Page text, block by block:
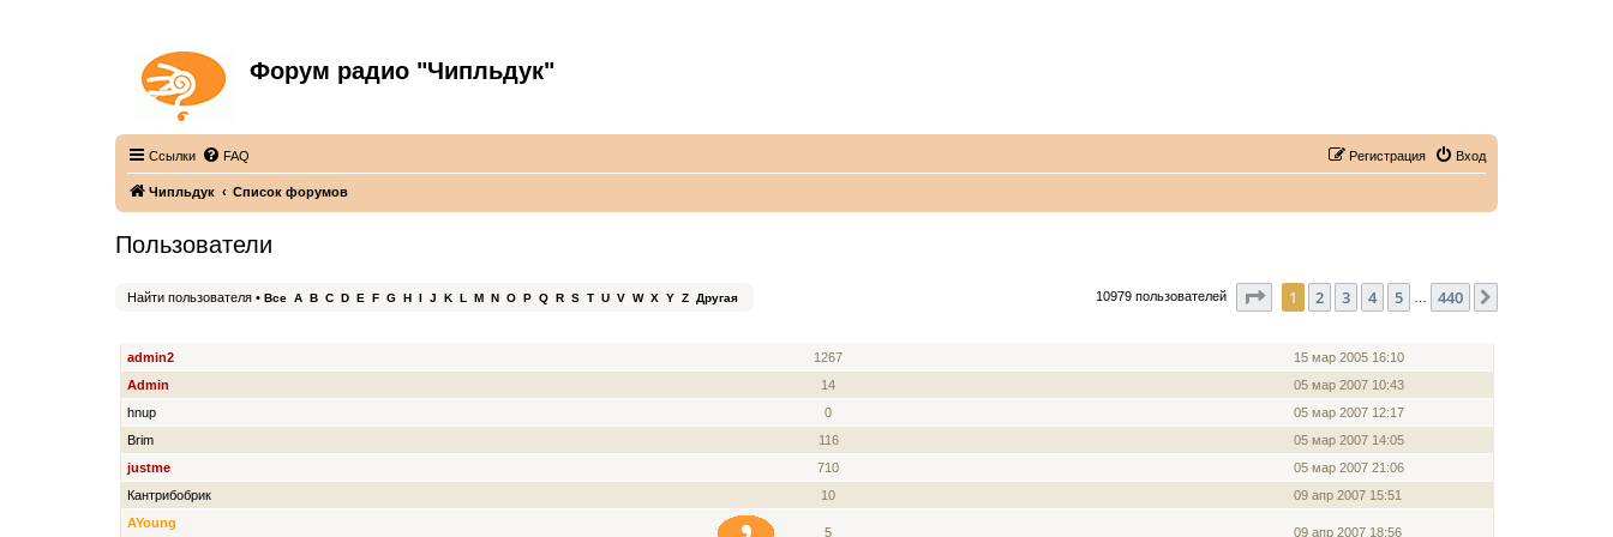
Форум радио "Чипльдук"
Ссылки FAQ Вход
Регистрация
Чипльдук Список форумов
Пользователи
Найти пользователя • Все A B C D E F G H I J K L M N O P Q R S T U V W X Y Z Другая 10979 пользователей Страница1 из 440
1 2 3 4 5 440
admin2 1267
15 мар 2005 16:10
Admin
14
05 мар 2007 10:43
hnup
0
05 мар 2007 12:17
Brim
116
05 мар 2007 14:05
justme
710
05 мар 2007 21:06
Кантрибобрик
10
09 апр 2007 15:51
AYoung
5 09 апр 2007 18:56